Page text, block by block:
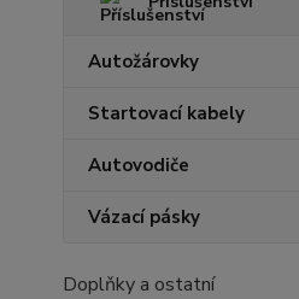
Autožárovky
Startovací kabely
Autovodiče
Vázací pásky
Doplňky a ostatní